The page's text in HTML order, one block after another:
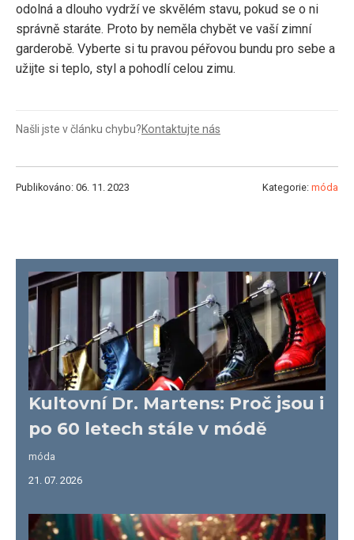
odolná a dlouho vydrží ve skvělém stavu, pokud se o ni
správně staráte. Proto by neměla chybět ve vaší zimní
garderobě. Vyberte si tu pravou péřovou bundu pro sebe a
užijte si teplo, styl a pohodlí celou zimu.
Našli jste v článku chybu?Kontaktujte nás
Publikováno: 06. 11. 2023 Kategorie: móda
Kultovní Dr. Martens: Proč jsou i
po 60 letech stále v módě
móda
21. 07. 2026